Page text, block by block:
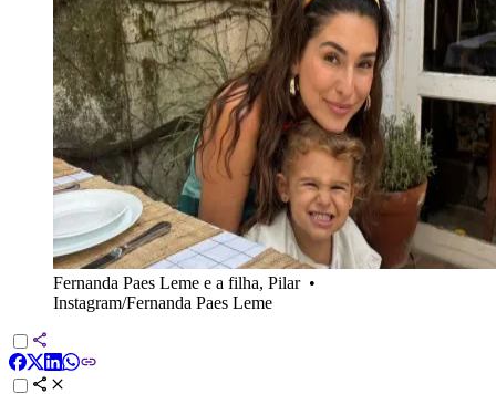
Fernanda Paes Leme e a filha, Pilar•
Instagram/Fernanda Paes Leme